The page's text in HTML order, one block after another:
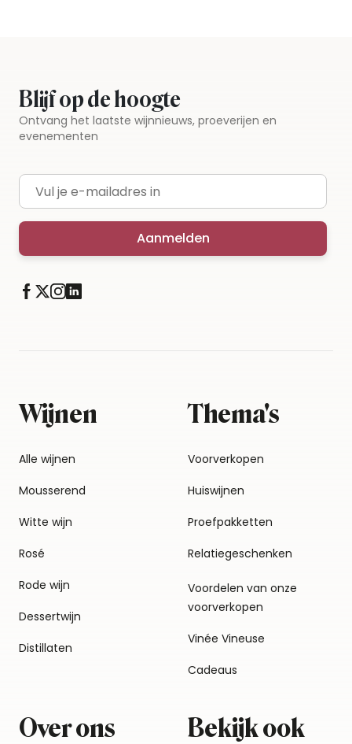
Blijf op de hoogte
Ontvang het laatste wijnnieuws, proeverijen en
evenementen
E-mailadres
Aanmelden
Wijnen
Alle wijnen
Mousserend
Witte wijn
Rosé
Rode wijn
Dessertwijn
Distillaten
Thema's
Voorverkopen
Huiswijnen
Proefpakketten
Relatiegeschenken
Voordelen van onze
voorverkopen
Vinée Vineuse
Cadeaus
Over ons Bekijk ook